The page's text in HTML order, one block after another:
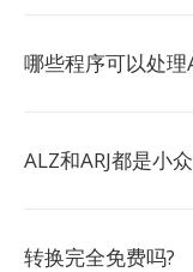
哪些程序可以处理
ALZ和ARJ都是小
转换完全免费吗?